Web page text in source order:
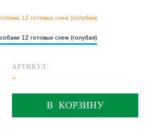
АРТИКУЛ:
-
В КОРЗИНУ